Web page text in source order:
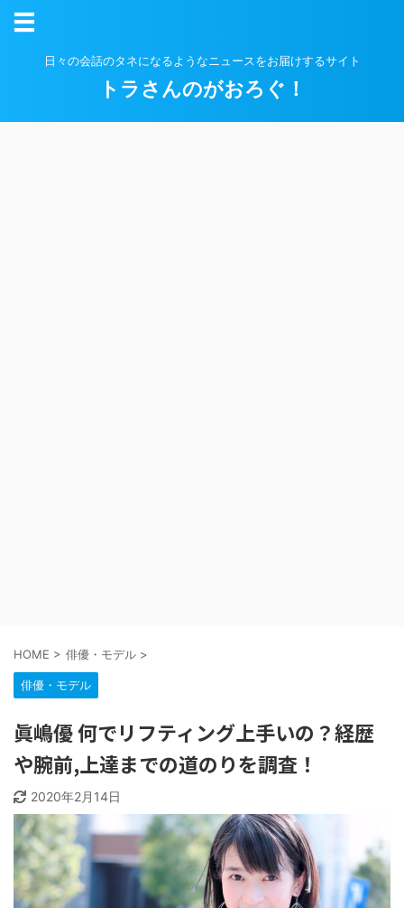
日々の会話のタネになるようなニュースをお届けするサイト
トラさんのがおろぐ！
HOME > 俳優・モデル >
俳優・モデル
眞嶋優 何でリフティング上手いの？経歴
や腕前,上達までの道のりを調査！
2020年2月14日